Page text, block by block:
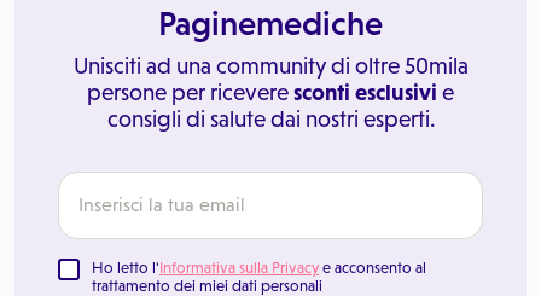
Paginemediche
Unisciti ad una community di oltre 50mila
persone per riceveresconti esclusivi e
consigli di salute dai nostri esperti.
Ho letto l'Informativa sulla Privacy e acconsento al
trattamento dei miei dati personali